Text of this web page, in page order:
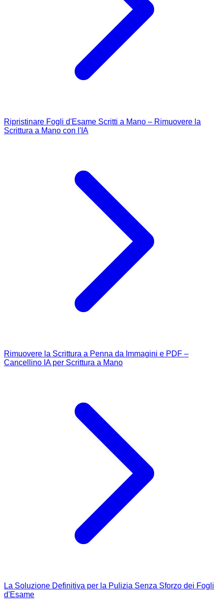
Ripristinare Fogli d'Esame Scritti a Mano – Rimuovere la
Scrittura a Mano con l'IA
Rimuovere la Scrittura a Penna da Immagini e PDF –
Cancellino IA per Scrittura a Mano
La Soluzione Definitiva per la Pulizia Senza Sforzo dei Fogli
d'Esame